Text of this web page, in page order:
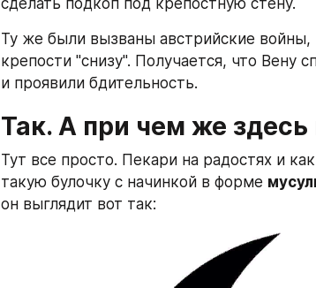
сделать подкоп под крепостную стену.
Ту же были вызваны австрийские войны,
крепости "снизу". Получается, что Вену
и проявили бдительность.
Так. А при чем же здесь
Тут все просто. Пекари на радостях и
такую булочку с начинкой в форме
он выглядит вот так: